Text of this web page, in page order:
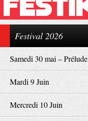
Festival 2026
Samedi 30 mai – Prélude
Mardi 9 Juin
Mercredi 10 Juin